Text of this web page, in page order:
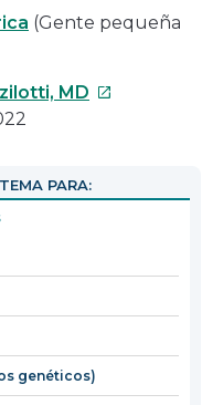
(Gente pequeña
MD Este
en
ventana
PARA:
genéticos)